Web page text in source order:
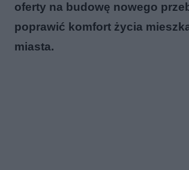
oferty na budowę nowego
poprawić komfort życia
miasta.